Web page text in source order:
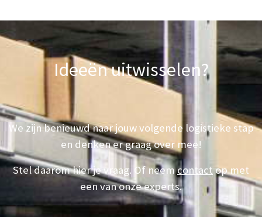
Ideeën uitwisselen?
We zijn benieuwd naar jouw volgende logistieke stap
en denken er graag over mee!
Stel daarom hier je vraag. Of neemcontactop met
een van onze experts.